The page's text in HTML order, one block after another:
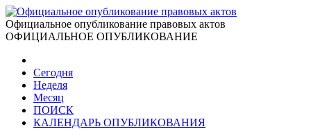
Официальное опубликование правовых актов
ОФИЦИАЛЬНОЕ ОПУБЛИКОВАНИЕ
Сегодня
Неделя
Месяц
ПОИСК
КАЛЕНДАРЬ ОПУБЛИКОВАНИЯ